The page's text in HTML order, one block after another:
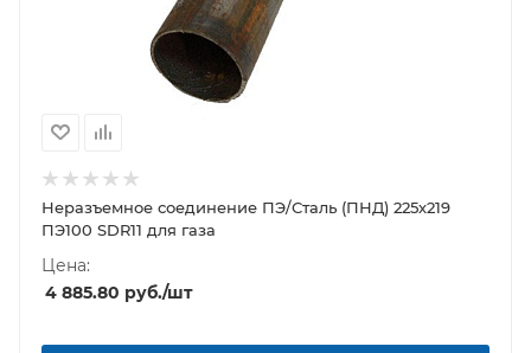
Неразъемное соединение ПЭ/Сталь (ПНД) 225х219
ПЭ100 SDR11 для газа
Цена:
4 885.80 руб./шт